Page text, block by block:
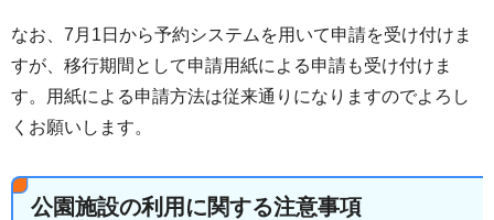
なお、7月1日から予約システムを用いて申請を受け付けま
すが、移行期間として申請用紙による申請も受け付けま
す。用紙による申請方法は従来通りになりますのでよろし
くお願いします。
公園施設の利用に関する注意事項